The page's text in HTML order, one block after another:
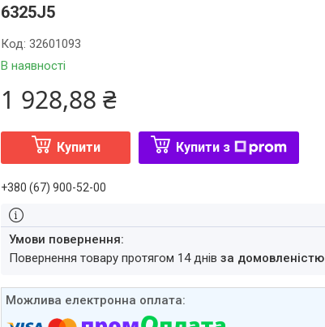
6325J5
В наявності
Код:32601093
1 928,88 ₴
Купити Купити з
+380 (67) 900-52-00
повернення товару протягом 14 днівза домовленістю